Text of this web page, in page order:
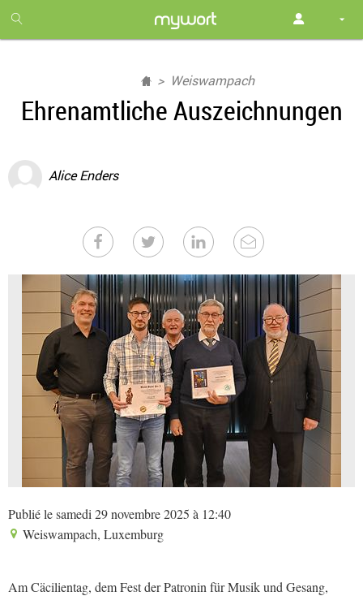
month
free
Weiswampach
Ehrenamtliche Auszeichnungen
Alice Enders
Publié le samedi 29 novembre 2025 à 12:40
Weiswampach, Luxemburg
Am Cäcilientag, dem Fest der Patronin für Musik und Gesang,